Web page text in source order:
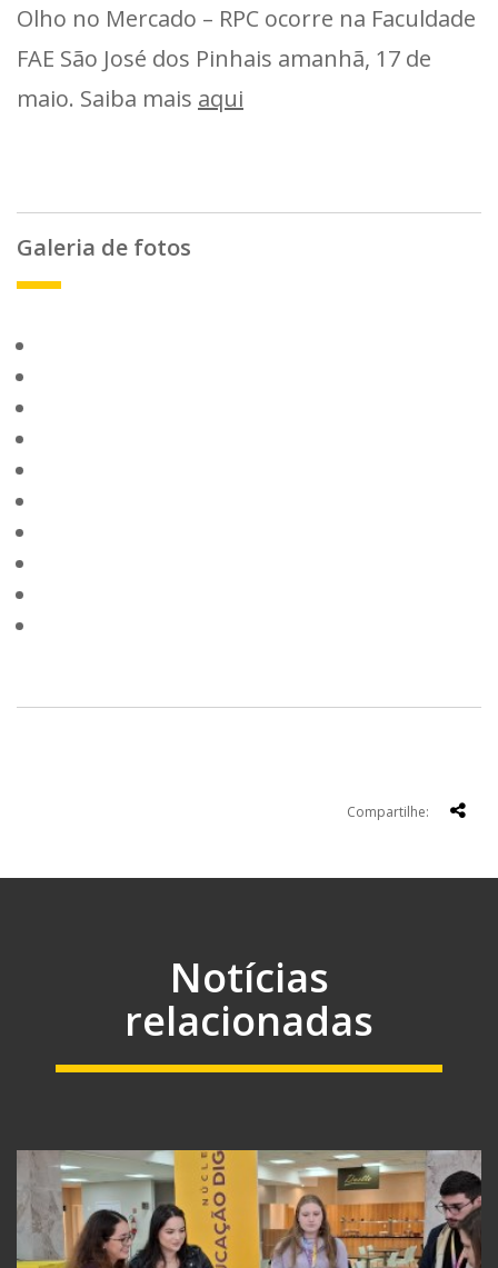
Olho no Mercado – RPC ocorre na Faculdade
FAE São José dos Pinhais amanhã, 17 de
maio. Saiba mais aqui
Galeria de fotos
Compartilhe:
Notícias
relacionadas